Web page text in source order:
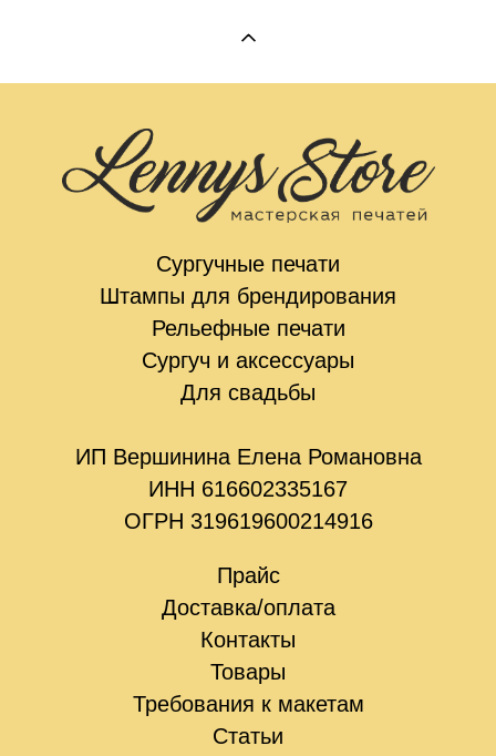
Сургучные печати
Штампы для брендирования
Рельефные печати
Сургуч и аксессуары
Для свадьбы
ИП Вершинина Елена Романовна
ИНН 616602335167
ОГРН 319619600214916
Прайс
Доставка/оплата
Контакты
Товары
Требования к макетам
Статьи